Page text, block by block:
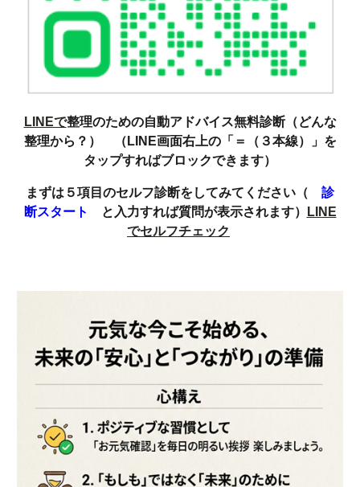
LINEで整理のための自動アドバイス無料診断（どんな
整理から？） （LINE画面右上の「＝（３本線）」を
タップすればブロックできます）
まずは５項目のセルフ診断をしてみてください（ 診
断スタート
と入力すれば質問が表示されます）
LINE
でセルフチェック